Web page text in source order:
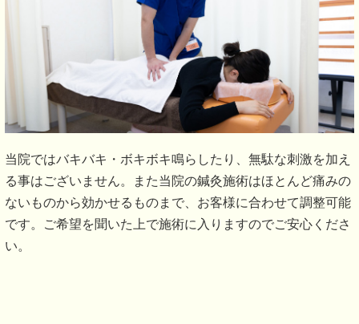
当院ではバキバキ・ボキボキ鳴らしたり、無駄な刺激を加え
る事はございません。また当院の鍼灸施術はほとんど痛みの
ないものから効かせるものまで、お客様に合わせて調整可能
です。ご希望を聞いた上で施術に入りますのでご安心くださ
い。